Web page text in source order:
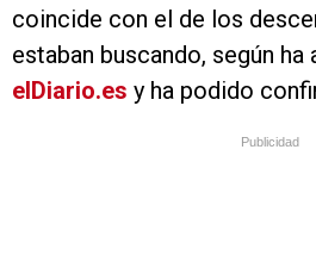
coincide con el de los
estaban buscando, según ha
elDiario.es y ha podido
Publicidad